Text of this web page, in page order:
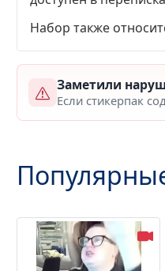
Набор также
Заметили
Если стикерпак